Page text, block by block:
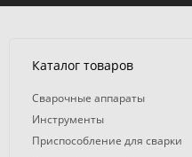
Каталог товаров
Сварочные аппараты
Инструменты
Приспособление для сварки